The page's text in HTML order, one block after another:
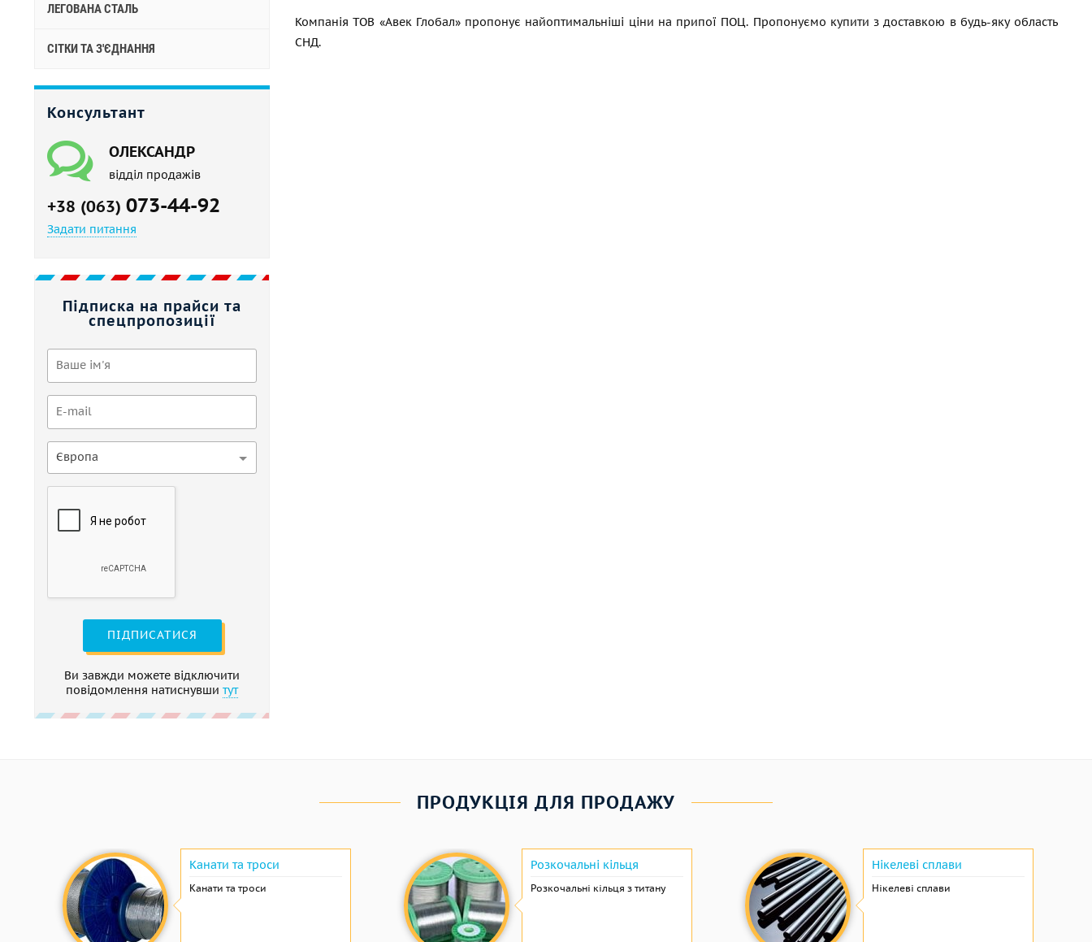
ЛЕГОВАНА СТАЛЬ
СІТКИ ТА З'ЄДНАННЯ
Консультант
ОЛЕКСАНДР
відділ продажів
+38 (063) 073-44-92
Задати питання
Підписка на прайси та
спецпропозиції
Європа
ПІДПИСАТИСЯ
Ви завжди можете відключити
повідомлення натиснувши тут
Компанія ТОВ «Авек Глобал» пропонує найоптимальніші ціни на припої ПОЦ. Пропонуємо купити з доставкою в будь-яку область
СНД.
ПРОДУКЦІЯ ДЛЯ ПРОДАЖУ
Канати та троси
Канати та троси
Розкочальні кільця
Розкочальні кільця з титану
Нікелеві сплави
Нікелеві сплави